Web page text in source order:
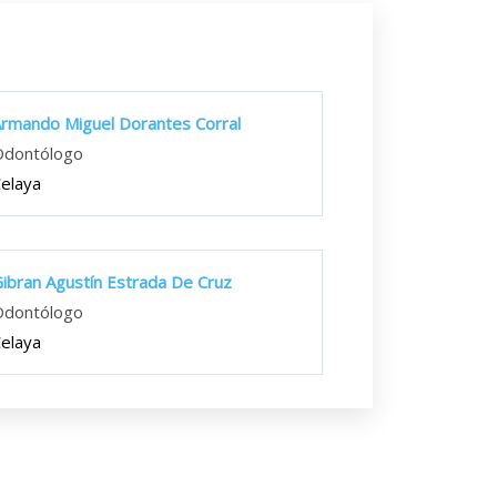
Miguel Dorantes Corral
Agustín Estrada De Cruz